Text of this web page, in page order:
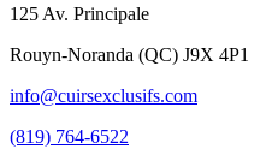
125 Av. Principale
Rouyn-Noranda (QC) J9X 4P1
info@cuirsexclusifs.com
(819) 764-6522